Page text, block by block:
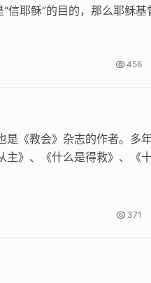
信耶稣”的目的，那么耶稣基
456
是《教会》杂志的作者。多
》、《什么是得救》、《
371